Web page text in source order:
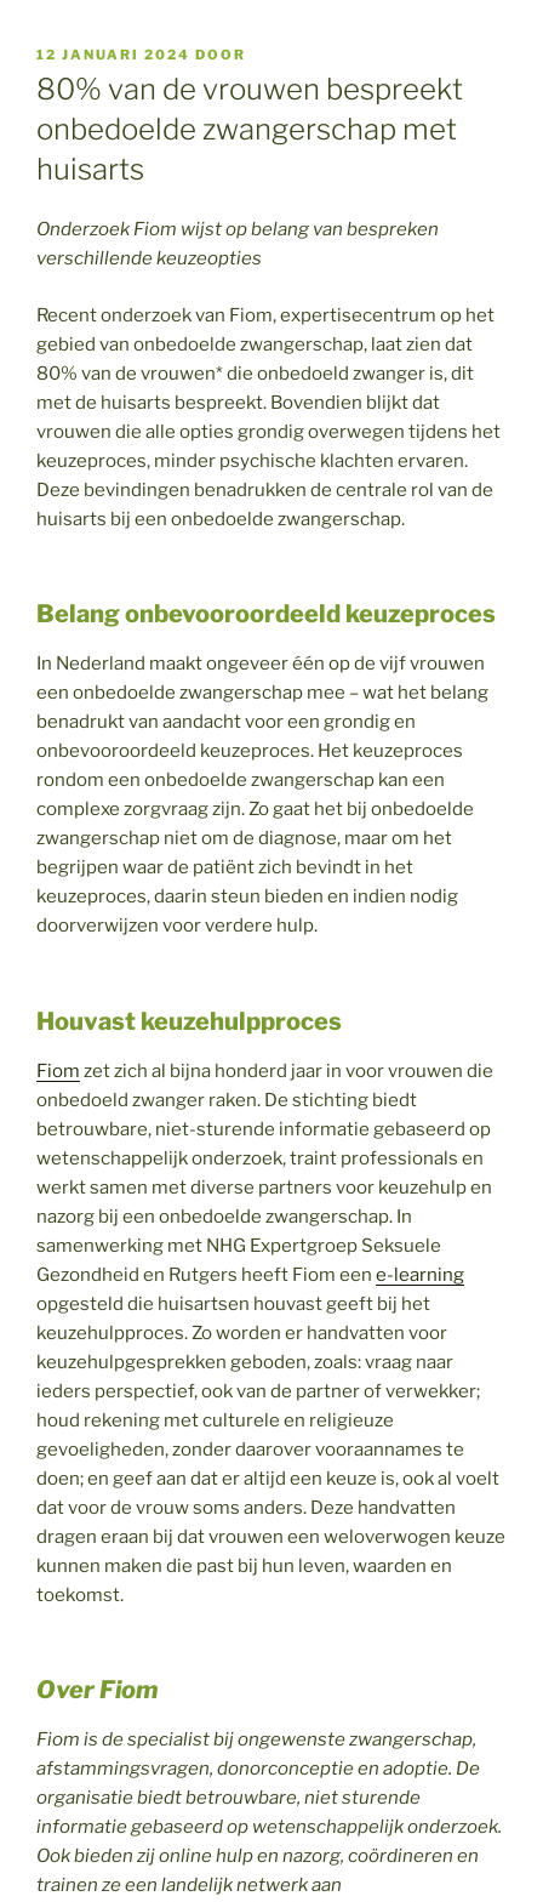
GEPLAATST
OP
12 JANUARI 2024 DOOR
80% van de vrouwen bespreekt
onbedoelde zwangerschap met
huisarts
Onderzoek Fiom wijst op belang van bespreken
verschillende keuzeopties
Recent onderzoek van Fiom, expertisecentrum op het
gebied van onbedoelde zwangerschap, laat zien dat
80% van de vrouwen* die onbedoeld zwanger is, dit
met de huisarts bespreekt. Bovendien blijkt dat
vrouwen die alle opties grondig overwegen tijdens het
keuzeproces, minder psychische klachten ervaren.
Deze bevindingen benadrukken de centrale rol van de
huisarts bij een onbedoelde zwangerschap.
Belang onbevooroordeeld keuzeproces
In Nederland maakt ongeveer één op de vijf vrouwen
een onbedoelde zwangerschap mee – wat het belang
benadrukt van aandacht voor een grondig en
onbevooroordeeld keuzeproces. Het keuzeproces
rondom een onbedoelde zwangerschap kan een
complexe zorgvraag zijn. Zo gaat het bij onbedoelde
zwangerschap niet om de diagnose, maar om het
begrijpen waar de patiënt zich bevindt in het
keuzeproces, daarin steun bieden en indien nodig
doorverwijzen voor verdere hulp.
Houvast keuzehulpproces
Fiom zet zich al bijna honderd jaar in voor vrouwen die
onbedoeld zwanger raken. De stichting biedt
betrouwbare, niet-sturende informatie gebaseerd op
wetenschappelijk onderzoek, traint professionals en
werkt samen met diverse partners voor keuzehulp en
nazorg bij een onbedoelde zwangerschap. In
samenwerking met NHG Expertgroep Seksuele
Gezondheid en Rutgers heeft Fiom een e-learning
opgesteld die huisartsen houvast geeft bij het
keuzehulpproces. Zo worden er handvatten voor
keuzehulpgesprekken geboden, zoals: vraag naar
ieders perspectief, ook van de partner of verwekker;
houd rekening met culturele en religieuze
gevoeligheden, zonder daarover vooraannames te
doen; en geef aan dat er altijd een keuze is, ook al voelt
dat voor de vrouw soms anders. Deze handvatten
dragen eraan bij dat vrouwen een weloverwogen keuze
kunnen maken die past bij hun leven, waarden en
toekomst.
Over Fiom
Fiom is de specialist bij ongewenste zwangerschap,
afstammingsvragen, donorconceptie en adoptie. De
organisatie biedt betrouwbare, niet sturende
informatie gebaseerd op wetenschappelijk onderzoek.
Ook bieden zij online hulp en nazorg, coördineren en
trainen ze een landelijk netwerk aan